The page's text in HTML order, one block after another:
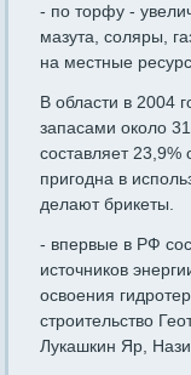
- по торфу -
мазута, соляры,
на местные
В области в 2004
запасами около
составляет 23,9%
пригодна в
делают брикеты.
- впервые в РФ
источников
освоения
строительство
Лукашкин Яр,